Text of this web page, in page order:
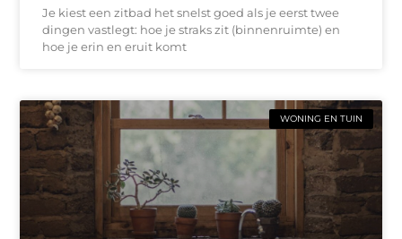
Je kiest een zitbad het snelst goed als je eerst twee
dingen vastlegt: hoe je straks zit (binnenruimte) en
hoe je erin en eruit komt
WONING EN TUIN